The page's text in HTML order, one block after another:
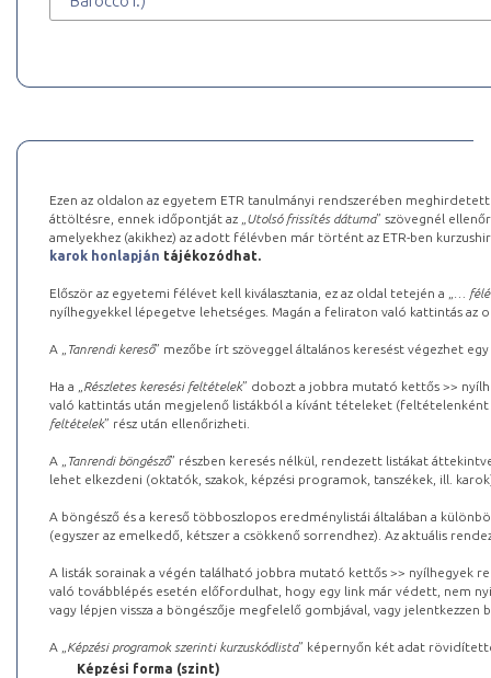
Ezen az oldalon az egyetem ETR tanulmányi rendszerében
áttöltésre, ennek időpontját az „ Utolsó frissítés dátuma” szövegnél
amelyekhez (akikhez) az adott félévben már történt az ETR-ben
karok honlapján tájékozódhat.
Először az egyetemi félévet kell kiválasztania, ez az oldal tetején a „
…
nyílhegyekkel lépegetve lehetséges. Magán a feliraton való kattintás az
A „ Tanrendi kereső” mezőbe írt szöveggel általános keresést végezhet
Ha a „ Részletes keresési feltételek” dobozt a jobbra mutató kettős >>
való kattintás után megjelenő listákból a kívánt tételeket (feltételenként
feltételek” rész után ellenőrizheti.
A „ Tanrendi böngésző” részben keresés nélkül, rendezett listákat
lehet elkezdeni (oktatók, szakok, képzési programok, tanszékek, ill.
A böngésző és a kereső többoszlopos eredménylistái általában a
(egyszer az emelkedő, kétszer a csökkenő sorrendhez). Az aktuális
A listák sorainak a végén található jobbra mutató kettős >> nyílhegyek
való továbblépés esetén előfordulhat, hogy egy link már védett, nem
vagy lépjen vissza a böngészője megfelelő gombjával, vagy
A „ Képzési programok szerinti kurzuskódlista” képernyőn két adat
Képzési forma (szint)